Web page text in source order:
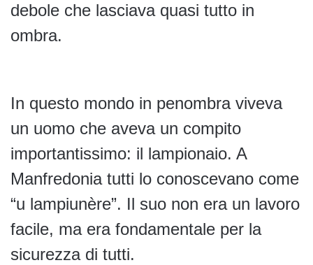
debole che lasciava quasi tutto in
ombra.
In questo mondo in penombra viveva
un uomo che aveva un compito
importantissimo: il lampionaio. A
Manfredonia tutti lo conoscevano come
“u lampiunère”. Il suo non era un lavoro
facile, ma era fondamentale per la
sicurezza di tutti.